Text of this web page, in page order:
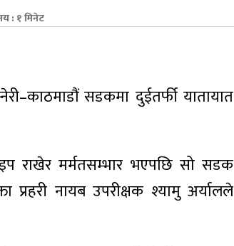
: १ मिनेट
सडकमा दुईतर्फी यातायात
राखेर मर्मतसम्भार भएपछि सो सडक
प्रहरी नायब उपरीक्षक श्यामु अर्यालले